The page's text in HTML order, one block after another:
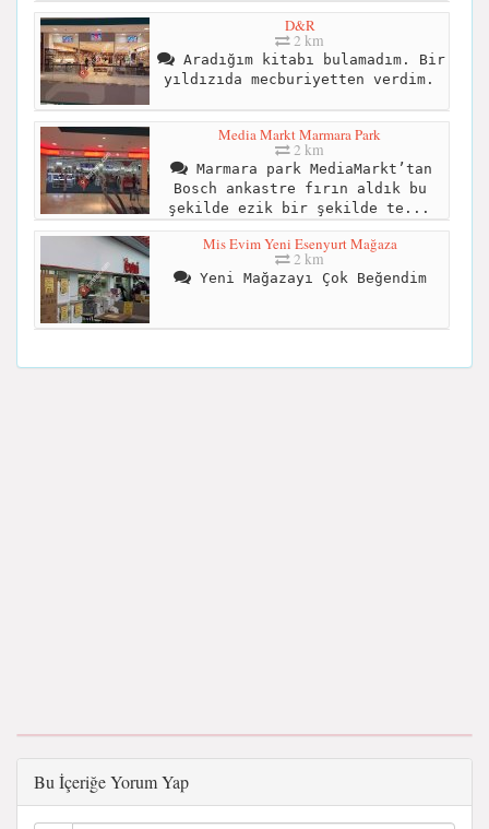
D&R
2 km
Aradığım kitabı bulamadım. Bir
yıldızıda mecburiyetten verdim.
Media Markt Marmara Park
2 km
Marmara park MediaMarkt’tan
Bosch ankastre fırın aldık bu
şekilde ezik bir şekilde te...
Mis Evim Yeni Esenyurt Mağaza
2 km
Yeni Mağazayı Çok Beğendim
Bu İçeriğe Yorum Yap